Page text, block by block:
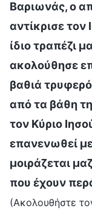
Βαριωνάς, ο
αντίκρισε
ίδιο τραπέζι
ακολούθησε
βαθιά
από τα βάθη
τον Κύριο
επανενωθεί
μοιράζεται
που έχουν
(Ακολουθήστε